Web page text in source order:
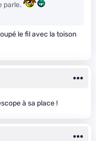
parle.
le fil avec la toison
à sa place !